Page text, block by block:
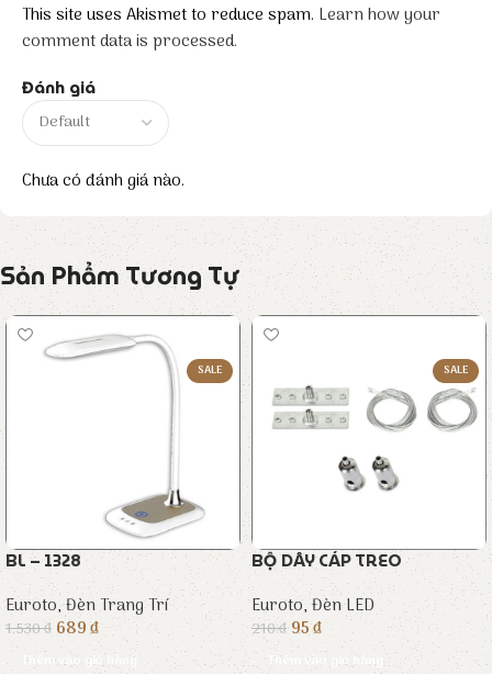
Đánh giá
Chưa có đánh giá nào.
This site uses Akismet to reduce spam. Learn how your
comment data is processed.
Sản Phẩm Tương Tự
SALE
BL – 1328
Euroto,Đèn Trang Trí
1.530₫ 689₫
Thêm vào giỏ hàng
SALE
BỘ DÂY CÁP TREO
Euroto,Đèn LED
210₫95₫
Thêm vào giỏ hàng